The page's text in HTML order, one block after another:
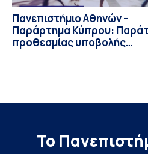
Πανεπιστήμιο Αθηνών –
Παράρτημα Κύπρου:
προθεσμίας υποβολής
υποψηφίων
Το